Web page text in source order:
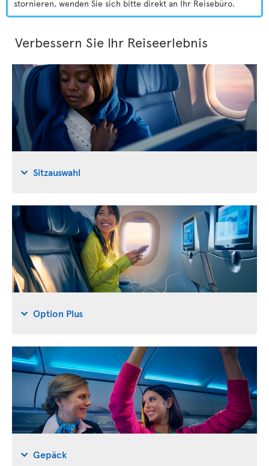
stornieren, wenden Sie sich bitte direkt an Ihr Reisebüro.
Verbessern Sie Ihr Reiseerlebnis
Sitzauswahl
Option Plus
Gepäck